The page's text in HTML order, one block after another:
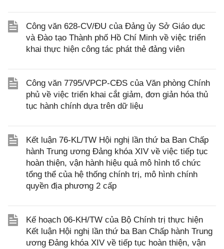
Công văn 628-CV/ĐU của Đảng ủy Sở Giáo dục
và Đào tạo Thành phố Hồ Chí Minh về việc triển
khai thực hiện công tác phát thẻ đảng viên
Công văn 7795/VPCP-CĐS của Văn phòng Chính
phủ về việc triển khai cắt giảm, đơn giản hóa thủ
tục hành chính dựa trên dữ liệu
Kết luận 76-KL/TW Hội nghị lần thứ ba Ban Chấp
hành Trung ương Đảng khóa XIV về việc tiếp tục
hoàn thiện, vận hành hiệu quả mô hình tổ chức
tổng thể của hệ thống chính trị, mô hình chính
quyền địa phương 2 cấp
Kế hoạch 06-KH/TW của Bộ Chính trị thực hiện
Kết luận Hội nghị lần thứ ba Ban Chấp hành Trung
ương Đảng khóa XIV về tiếp tục hoàn thiện, vận